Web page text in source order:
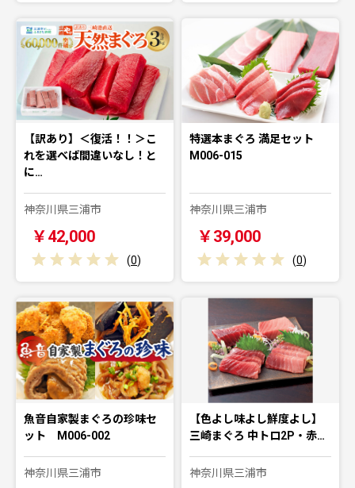
【訳あり】＜復活！！＞こ
れを選べば間違いなし！と
に…
神奈川県三浦市
￥42,000
(0)
特選本まぐろ 満足セット
M006-015
神奈川県三浦市
￥39,000
(0)
魚音自家製まぐろの珍味セ
ット M006-002
神奈川県三浦市
【色よし味よし鮮度よし】
三崎まぐろ 中トロ2P・赤…
神奈川県三浦市